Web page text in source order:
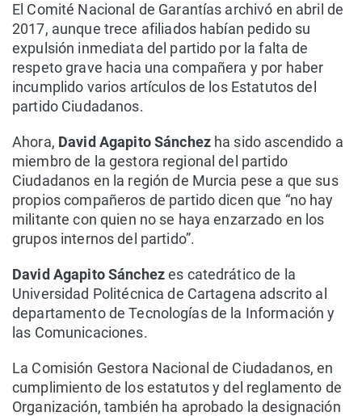
El Comité Nacional de Garantías archivó en abril de
2017, aunque trece afiliados habían pedido su
expulsión inmediata del partido por la falta de
respeto grave hacia una compañera y por haber
incumplido varios artículos de los Estatutos del
partido Ciudadanos.
Ahora, David Agapito Sánchez ha sido ascendido a
miembro de la gestora regional del partido
Ciudadanos en la región de Murcia pese a que sus
propios compañeros de partido dicen que “no hay
militante con quien no se haya enzarzado en los
grupos internos del partido”.
David Agapito Sánchezes catedrático de la
Universidad Politécnica de Cartagena adscrito al
departamento de Tecnologías de la Información y
las Comunicaciones.
La Comisión Gestora Nacional de Ciudadanos, en
cumplimiento de los estatutos y del reglamento de
Organización, también ha aprobado la designación